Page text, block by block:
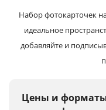
Набор фотокарточек
идеальное
добавляйте и
Цены и